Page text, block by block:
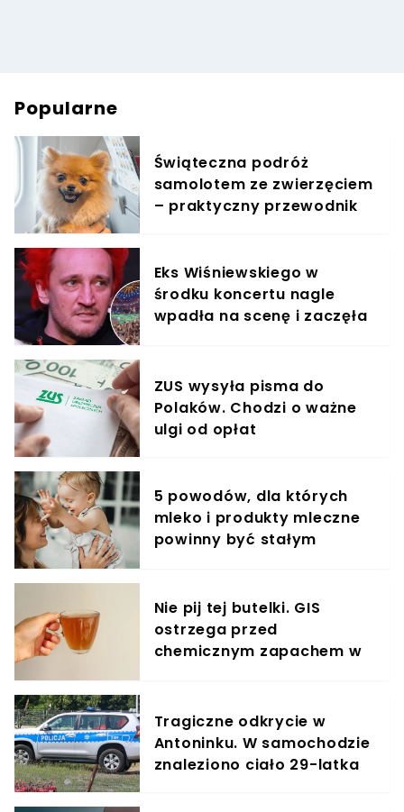
Popularne
Świąteczna podróż
samolotem ze zwierzęciem
– praktyczny przewodnik
Eks Wiśniewskiego w
środku koncertu nagle
wpadła na scenę i zaczęła
ZUS wysyła pisma do
Polaków. Chodzi o ważne
ulgi od opłat
5 powodów, dla których
mleko i produkty mleczne
powinny być stałym
Nie pij tej butelki. GIS
ostrzega przed
chemicznym zapachem w
Tragiczne odkrycie w
Antoninku. W samochodzie
znaleziono ciało 29-latka